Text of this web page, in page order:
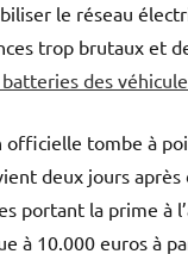
le réseau
trop brutaux et
des
officielle tombe à
deux jours après
portant la prime à
à 10.000 euros à